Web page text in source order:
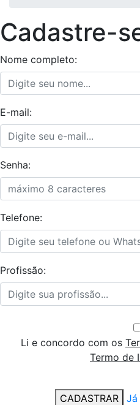
Cadastre-
Nome completo:
E-mail:
Senha:
Telefone:
Profissão:
Li e concordo com os
Termo de
CADASTRAR Já